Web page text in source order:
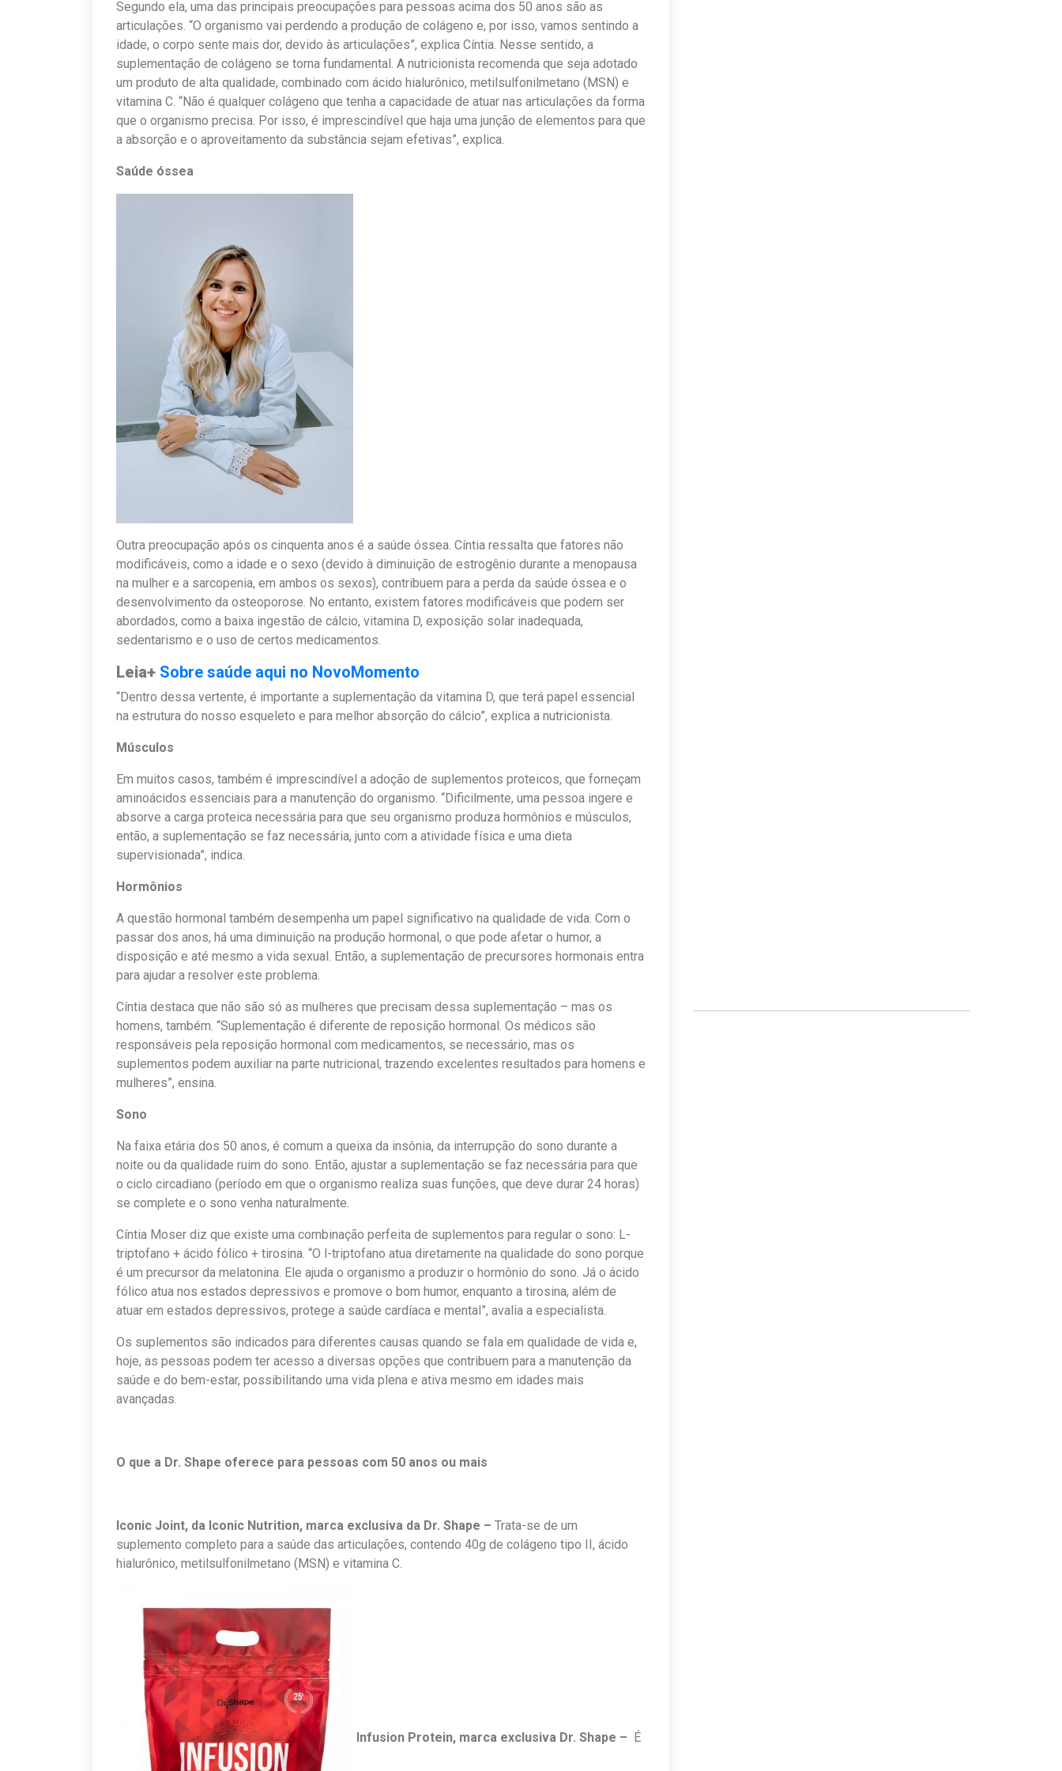
Segundo ela, uma das principais preocupações para pessoas acima dos 50 anos são as
articulações. “O organismo vai perdendo a produção de colágeno e, por isso, vamos sentindo a
idade, o corpo sente mais dor, devido às articulações”, explica Cíntia. Nesse sentido, a
suplementação de colágeno se torna fundamental. A nutricionista recomenda que seja adotado
um produto de alta qualidade, combinado com ácido hialurônico, metilsulfonilmetano (MSN) e
vitamina C. “Não é qualquer colágeno que tenha a capacidade de atuar nas articulações da forma
que o organismo precisa. Por isso, é imprescindível que haja uma junção de elementos para que
a absorção e o aproveitamento da substância sejam efetivas”, explica.
Saúde óssea
Outra preocupação após os cinquenta anos é a saúde óssea. Cíntia ressalta que fatores não
modificáveis, como a idade e o sexo (devido à diminuição de estrogênio durante a menopausa
na mulher e a sarcopenia, em ambos os sexos), contribuem para a perda da saúde óssea e o
desenvolvimento da osteoporose. No entanto, existem fatores modificáveis que podem ser
abordados, como a baixa ingestão de cálcio, vitamina D, exposição solar inadequada,
sedentarismo e o uso de certos medicamentos.
Leia+ Sobre saúde aqui no NovoMomento
“Dentro dessa vertente, é importante a suplementação da vitamina D, que terá papel essencial
na estrutura do nosso esqueleto e para melhor absorção do cálcio”, explica a nutricionista.
Músculos
Em muitos casos, também é imprescindível a adoção de suplementos proteicos, que forneçam
aminoácidos essenciais para a manutenção do organismo. “Dificilmente, uma pessoa ingere e
absorve a carga proteica necessária para que seu organismo produza hormônios e músculos,
então, a suplementação se faz necessária, junto com a atividade física e uma dieta
supervisionada”, indica.
Hormônios
A questão hormonal também desempenha um papel significativo na qualidade de vida. Com o
passar dos anos, há uma diminuição na produção hormonal, o que pode afetar o humor, a
disposição e até mesmo a vida sexual. Então, a suplementação de precursores hormonais entra
para ajudar a resolver este problema.
Cíntia destaca que não são só as mulheres que precisam dessa suplementação – mas os
homens, também. “Suplementação é diferente de reposição hormonal. Os médicos são
responsáveis pela reposição hormonal com medicamentos, se necessário, mas os
suplementos podem auxiliar na parte nutricional, trazendo excelentes resultados para homens e
mulheres”, ensina.
Sono
Na faixa etária dos 50 anos, é comum a queixa da insônia, da interrupção do sono durante a
noite ou da qualidade ruim do sono. Então, ajustar a suplementação se faz necessária para que
o ciclo circadiano (período em que o organismo realiza suas funções, que deve durar 24 horas)
se complete e o sono venha naturalmente.
Cíntia Moser diz que existe uma combinação perfeita de suplementos para regular o sono: L-
triptofano + ácido fólico + tirosina. “O l-triptofano atua diretamente na qualidade do sono porque
é um precursor da melatonina. Ele ajuda o organismo a produzir o hormônio do sono. Já o ácido
fólico atua nos estados depressivos e promove o bom humor, enquanto a tirosina, além de
atuar em estados depressivos, protege a saúde cardíaca e mental”, avalia a especialista.
Os suplementos são indicados para diferentes causas quando se fala em qualidade de vida e,
hoje, as pessoas podem ter acesso a diversas opções que contribuem para a manutenção da
saúde e do bem-estar, possibilitando uma vida plena e ativa mesmo em idades mais
avançadas.
O que a Dr. Shape oferece para pessoas com 50 anos ou mais
Iconic Joint, da Iconic Nutrition, marca exclusiva da Dr. Shape – Trata-se de um
suplemento completo para a saúde das articulações, contendo 40g de colágeno tipo II, ácido
hialurônico, metilsulfonilmetano (MSN) e vitamina C.
Infusion Protein, marca exclusiva Dr. Shape – É